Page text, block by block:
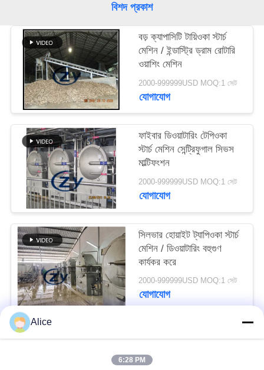
আবেদন
সাইট
ম্যাপ
PRIVACY
POLICY
বিশদ প্রকাশ
বড় ক্যাপাসিটি টায়িওকা স্টার্চ
মেশিন / ইন্ডাস্ট্রি ড্রাম রোটারি
ওয়াশিং মেশিন
2000-999999USD MOQ:1 সেট
যোগাযোগ
ফাইবার ডিওয়াটারিং টেপিওকা
স্টার্চ মেশিন সেন্ট্রিফুগাল সিভস
মাল্টিফংশন
2000-999999USD MOQ:1 সেট
যোগাযোগ
সিলভার হোয়াইট ট্যাপিওকা স্টার্চ
মেশিন / ডিওয়াটারিং বহুগুণ
কার্যকর করে
2000-999999USD MOQ:1 সেট
যোগাযোগ
Alice
6:28 PM